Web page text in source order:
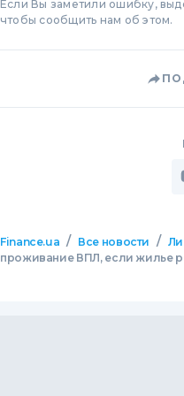
Если Вы заметили ошибку,
чтобы сообщить нам об этом.
Finance.ua / Все новости /
проживание ВПЛ, если жилье